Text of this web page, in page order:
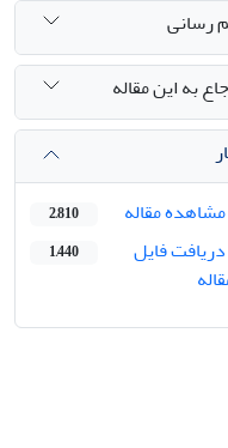
رسانی
به این مقاله
مقاله
2,810
فایل
1,440